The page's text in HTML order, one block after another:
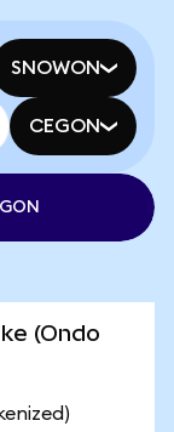
SNOWON
CEGON
(Ondo